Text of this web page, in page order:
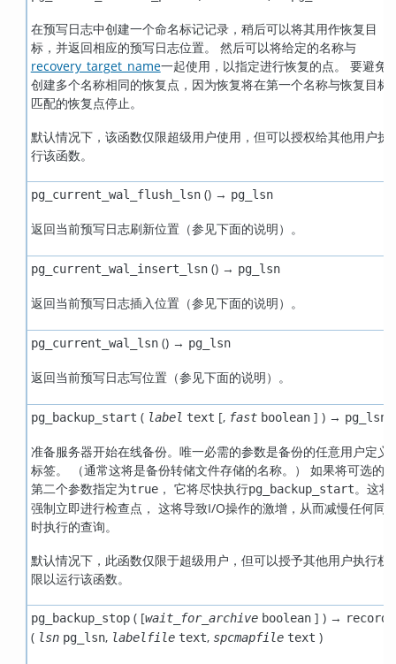
在预写日志中创建一个命名标记记录，稍后可以将其用作恢复目
标，并返回相应的预写日志位置。 然后可以将给定的名称与
recovery_target_name一起使用，以指定进行恢复的点。 要避免
创建多个名称相同的恢复点，因为恢复将在第一个名称与恢复目标
匹配的恢复点停止。
默认情况下，该函数仅限超级用户使用，但可以授权给其他用户执
行该函数。
pg_current_wal_flush_lsn() → pg_lsn
返回当前预写日志刷新位置（参见下面的说明）。
pg_current_wal_insert_lsn() → pg_lsn
返回当前预写日志插入位置（参见下面的说明）。
pg_current_wal_lsn() → pg_lsn
返回当前预写日志写位置（参见下面的说明）。
pg_backup_start ( label text [, fast boolean ] ) → pg_lsn
准备服务器开始在线备份。唯一必需的参数是备份的任意用户定义
标签。 （通常这将是备份转储文件存储的名称。） 如果将可选的
第二个参数指定为true， 它将尽快执行pg_backup_start。这将
强制立即进行检查点， 这将导致I/O操作的激增，从而减慢任何同
时执行的查询。
默认情况下，此函数仅限于超级用户，但可以授予其他用户执行权
限以运行该函数。
pg_backup_stop( [wait_for_archive boolean ] ) → record
( lsn pg_lsn, labelfile text, spcmapfile text )